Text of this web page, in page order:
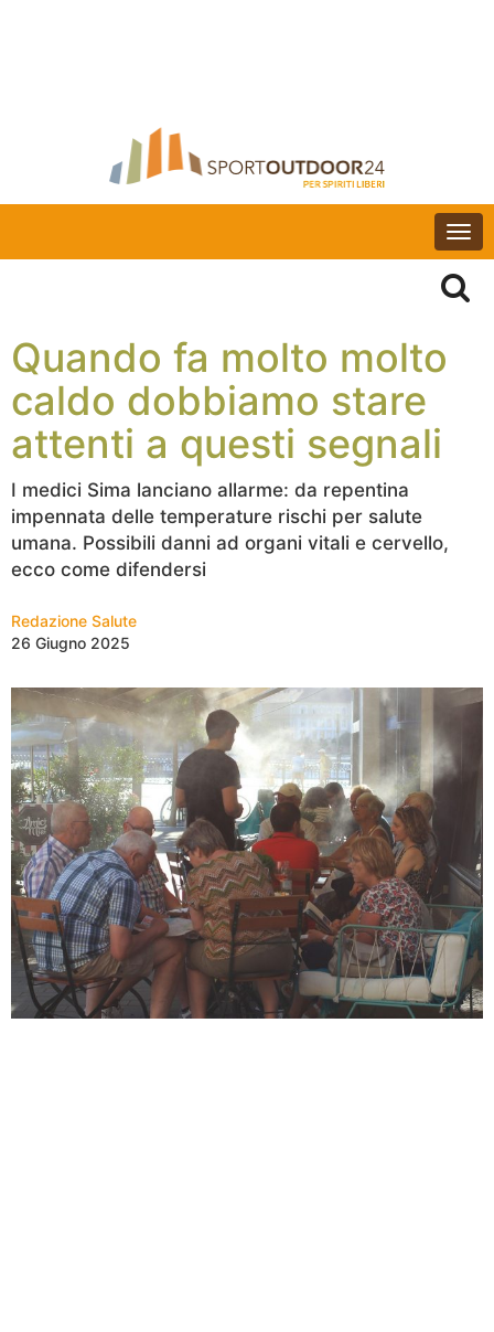
Quando fa molto molto
caldo dobbiamo stare
attenti a questi segnali
I medici Sima lanciano allarme: da repentina
impennata delle temperature rischi per salute
umana. Possibili danni ad organi vitali e cervello,
ecco come difendersi
Redazione Salute
26 Giugno 2025